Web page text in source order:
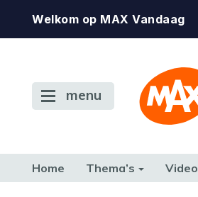
Welkom op MAX Vandaag
menu
Home Thema’s